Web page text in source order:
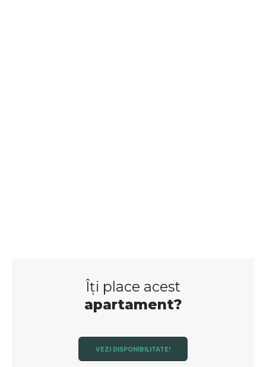
Îți place acest
apartament?
VEZI DISPONIBILITATE!